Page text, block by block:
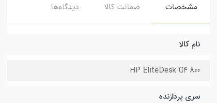
مشخصات ضمانت کالا دیدگاه‌ها
نام کالا
HP EliteDesk G4 800
سری پردازنده